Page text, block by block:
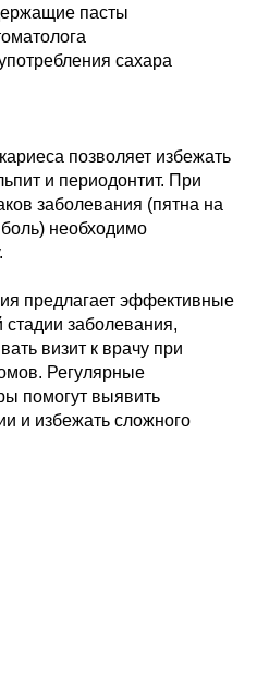
пасты
сахара
позволяет избежать
и периодонтит. При
заболевания (пятна на
необходимо
предлагает эффективные
заболевания,
визит к врачу при
Регулярные
помогут выявить
и избежать сложного